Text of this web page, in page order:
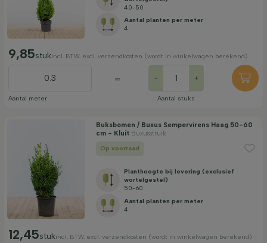
40-50
Aantal planten per meter
4
9,85stukincl. BTW. excl. verzendkosten (wordt in winkelwagen berekend)
Aantal meter
= - +
Aantal stuks
Buksbomen / Buxus Sempervirens Haag 50-60
cm - Kluit Buxusstruik
Op voorraad
Planthoogte bij levering (exclusief
wortelgestel)
50-60
Aantal planten per meter
4
12,45stukincl. BTW. excl. verzendkosten (wordt in winkelwagen berekend)